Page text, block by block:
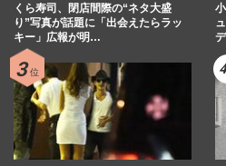
くら寿司、閉店間際の“ネタ大盛
り”写真が話題に「出会えたらラッ
キー」広報が明…